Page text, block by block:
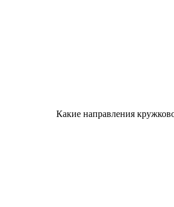
Какие направления